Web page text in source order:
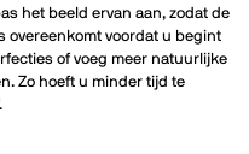
het beeld ervan aan, zodat de
overeenkomt voordat u begint
of voeg meer natuurlijke
Zo hoeft u minder tijd te